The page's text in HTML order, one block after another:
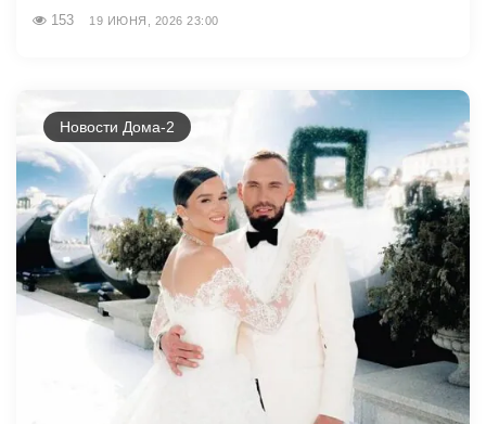
153 19 ИЮНЯ, 2026 23:00
Новости Дома-2